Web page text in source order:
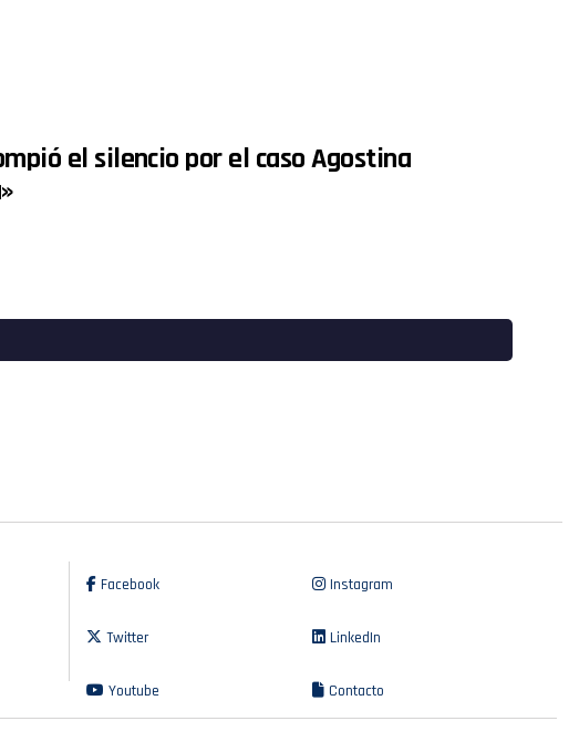
el silencio por el caso Agostina
Facebook Instagram
Twitter LinkedIn
Youtube Contacto